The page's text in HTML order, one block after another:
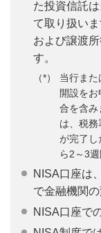
た投資信託
て取り扱い
および譲渡
す。
当行ま
開設を
合を含み
は、税務
が完了し
ら2～3
NISA口座は
で金融機関
NISA口座で